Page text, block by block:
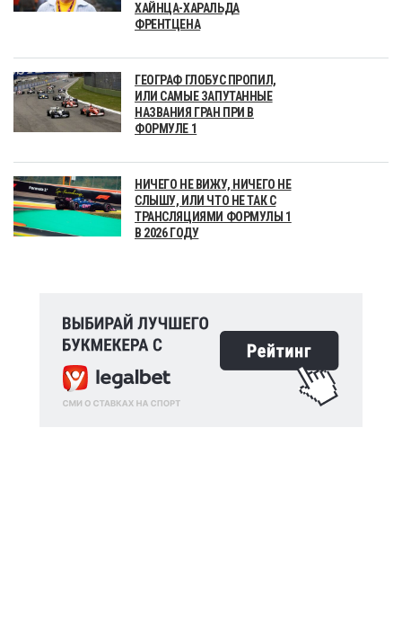
ХАЙНЦА-ХАРАЛЬДА
ФРЕНТЦЕНА
ГЕОГРАФ ГЛОБУС ПРОПИЛ,
ИЛИ САМЫЕ ЗАПУТАННЫЕ
НАЗВАНИЯ ГРАН ПРИ В
ФОРМУЛЕ 1
НИЧЕГО НЕ ВИЖУ, НИЧЕГО НЕ
СЛЫШУ, ИЛИ ЧТО НЕ ТАК С
ТРАНСЛЯЦИЯМИ ФОРМУЛЫ 1
В 2026 ГОДУ